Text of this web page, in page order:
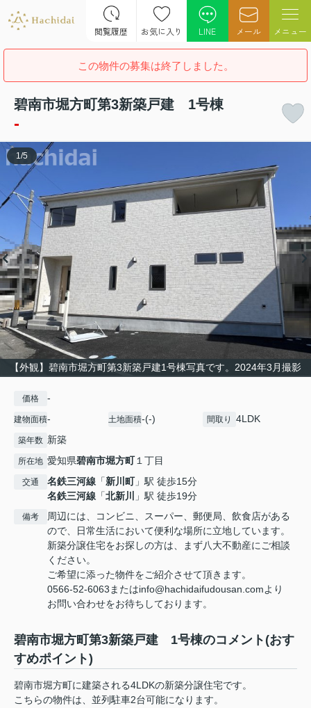
閲覧履歴 お気に入り LINE メール メニュー
この物件の募集は終了しました。
碧南市堀方町第3新築戸建 1号棟
-
【外観】碧南市堀方町第3新築戸建1号棟写真です。2024年3月撮影
1 /5
価格 -
建物面積- 土地面積-(-) 間取り 4LDK
築年数 新築
所在地 愛知県碧南市堀方町１丁目
交通 名鉄三河線 「新川町」駅 徒歩15分
名鉄三河線 「北新川 」駅 徒歩19分
備考
周辺には、コンビニ、スーパー、郵便局、飲食店がある
ので、日常生活において便利な場所に立地しています。
新築分譲住宅をお探しの方は、まず八大不動産にご相談
ください。
ご希望に添った物件をご紹介させて頂きます。
0566-52-6063またはinfo@hachidaifudousan.comより
お問い合わせをお待ちしております。
碧南市堀方町第3新築戸建 1号棟のコメント(おす
すめポイント)
碧南市堀方町に建築される4LDKの新築分譲住宅です。
こちらの物件は、並列駐車2台可能になります。